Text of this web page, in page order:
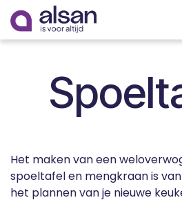
Overslaan naar inhoud
Het maken van een
spoeltafel en mengkraan is
het plannen van je nieuwe